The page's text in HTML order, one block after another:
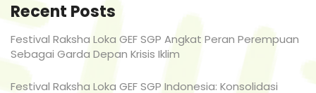
Recent Posts
Festival Raksha Loka GEF SGP Angkat Peran Perempuan
Sebagai Garda Depan Krisis Iklim
Festival Raksha Loka GEF SGP Indonesia: Konsolidasi